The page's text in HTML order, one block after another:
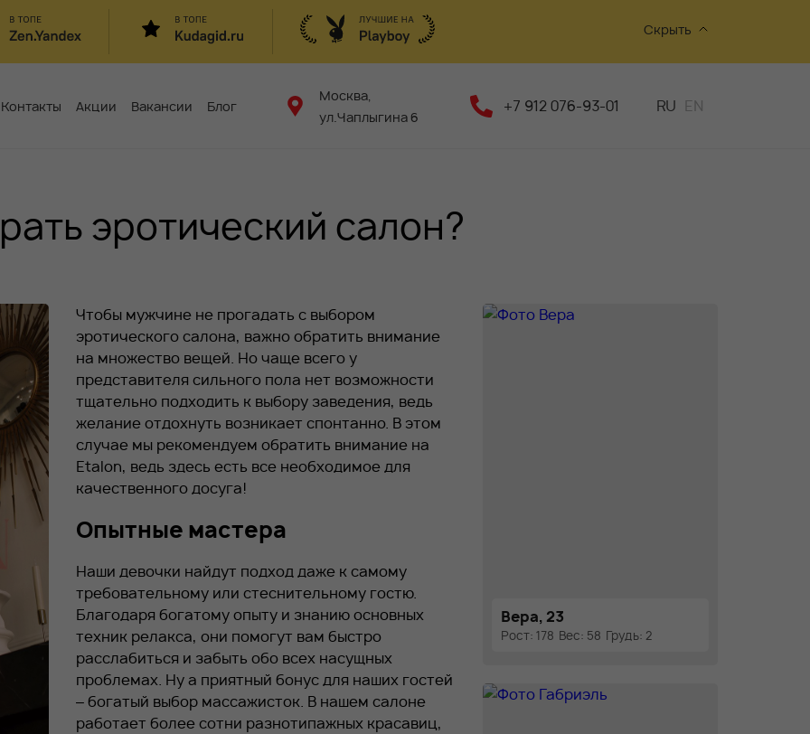
Скрыть
Контакты Акции Вакансии Блог
Москва,
ул.Чаплыгина 6
+7 912 076-93-01 RU EN
эротический салон?
Чтобы мужчине не прогадать с выбором
эротического салона, важно обратить внимание
на множество вещей. Но чаще всего у
представителя сильного пола нет возможности
тщательно подходить к выбору заведения, ведь
желание отдохнуть возникает спонтанно. В этом
случае мы рекомендуем обратить внимание на
Etalon, ведь здесь есть все необходимое для
качественного досуга!
Опытные мастера
Наши девочки найдут подход даже к самому
требовательному или стеснительному гостю.
Благодаря богатому опыту и знанию основных
техник релакса, они помогут вам быстро
расслабиться и забыть обо всех насущных
проблемах. Ну а приятный бонус для наших гостей
– богатый выбор массажисток. В нашем салоне
работает более сотни разнотипажных красавиц,
Вера, 23
Рост: 178 Вес: 58 Грудь: 2